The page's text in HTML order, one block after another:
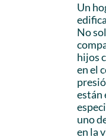
Un
No
hijos
en el
están
uno
en la